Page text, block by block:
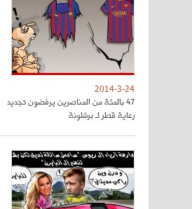
2014-3-24
47 بالمئة من المناصرين يرفضون تجديد
رعاية قطر لـ برشلونة